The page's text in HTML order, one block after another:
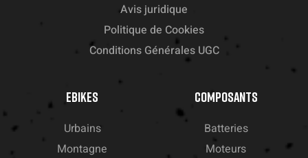
Avis juridique
Politique de Cookies
Conditions Générales UGC
EBIKES
Urbains
Montagne
COMPOSANTS
Batteries
Moteurs